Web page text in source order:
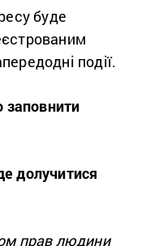
буде
події.
заповнити
долучитися
прав людини